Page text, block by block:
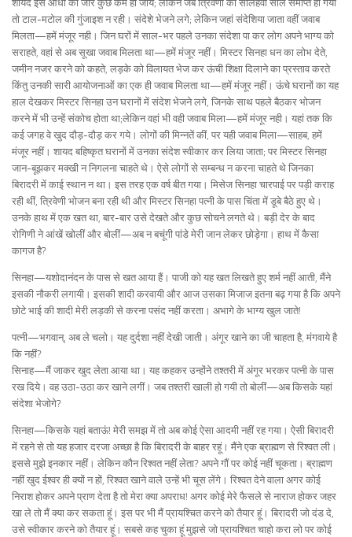
शायद इस आंधी का जोर कुछ कम हो जाय; लेकिन जब त्रिवेणी को सोलहवां साल समाप्त हो गया
तो टाल-मटोल की गुंजाइश न रही। संदेशे भेजने लगे; लेकिन जहां संदेशिया जाता वहीं जवाब
मिलता—हमें मंजूर नही। जिन घरों में साल-भर पहले उनका संदेशा पा कर लोग अपने भाग्य को
सराहते, वहां से अब सूखा जवाब मिलता था—हमें मंजूर नहीं। मिस्टर सिनहा धन का लोभ देते,
जमीन नजर करने को कहते, लड़के को विलायत भेज कर ऊंची शिक्षा दिलाने का प्रस्ताव करते
किंतु उनकी सारी आयोजनाओं का एक ही जवाब मिलता था—हमें मंजूर नहीं। ऊंचे घरानों का यह
हाल देखकर मिस्टर सिनहा उन घरानों में संदेश भेजने लगे, जिनके साथ पहले बैठकर भोजन
करने में भी उन्हें संकोच होता था;लेकिन वहां भी वही जवाब मिला—हमें मंजूर नही। यहां तक कि
कई जगह वे खुद दौड़-दौड़ कर गये। लोगों की मिन्नतें कीं, पर यही जवाब मिला—साहब, हमें
मंजूर नहीं। शायद बहिष्कृत घरानों में उनका संदेश स्वीकार कर लिया जाता; पर मिस्टर सिनहा
जान-बूझकर मक्खी न निगलना चाहते थे। ऐसे लोगों से सम्बन्ध न करना चाहते थे जिनका
बिरादरी में काई स्थान न था। इस तरह एक वर्ष बीत गया। मिसेज सिनहा चारपाई पर पड़ी कराह
रही थीं, त्रिवेणी भोजन बना रही थी और मिस्टर सिनहा पत्नी के पास चिंता में डूबे बैठे हुए थे।
उनके हाथ में एक खत था, बार-बार उसे देखते और कुछ सोचने लगते थे। बड़ी देर के बाद
रोगिणी ने आंखें खोलीं और बोलीं—अब न बचूंगी पांडे मेरी जान लेकर छोड़ेगा। हाथ में कैसा
कागज है?
सिनहा—यशोदानंदन के पास से खत आया हैं। पाजी को यह खत लिखते हुए शर्म नहीं आती, मैंने
इसकी नौकरी लगायी। इसकी शादी करवायी और आज उसका मिजाज इतना बढ़ गया है कि अपने
छोटे भाई की शादी मेरी लड़की से करना पसंद नहीं करता। अभागे के भाग्य खुल जाते!
पत्नी—भगवान्, अब ले चलो। यह दुर्दशा नहीं देखी जाती। अंगूर खाने का जी चाहता है, मंगवाये है
कि नहीं?
सिनाह—मैं जाकर खुद लेता आया था। यह कहकर उन्होंने तश्तरी में अंगूर भरकर पत्नी के पास
रख दिये। वह उठा-उठा कर खाने लगीं। जब तश्तरी खाली हो गयी तो बोलीं—अब किसके यहां
संदेशा भेजोगे?
सिनहा—किसके यहां बताऊं! मेरी समझ में तो अब कोई ऐसा आदमी नहीं रह गया। ऐसी बिरादरी
में रहने से तो यह हजार दरजा अच्छा है कि बिरादरी के बाहर रहूं। मैंने एक ब्राह्मण से रिश्वत ली।
इससे मुझे इनकार नहीं। लेकिन कौन रिश्वत नहीं लेता? अपने गौं पर कोई नहीं चूकता। ब्राह्मण
नहीं खुद ईश्वर ही क्यों न हों, रिश्वत खाने वाले उन्हें भी चूस लेंगे। रिश्वत देने वाला अगर कोई
निराश होकर अपने प्राण देता है तो मेरा क्या अपराध! अगर कोई मेरे फैसले से नाराज होकर जहर
खा ले तो मैं क्या कर सकता हूं। इस पर भी मैं प्रायश्चित करने को तैयार हूं। बिरादरी जो दंड दे,
उसे स्वीकार करने को तैयार हूं। सबसे कह चुका हूं मुझसे जो प्रायश्चित चाहो करा लो पर कोई